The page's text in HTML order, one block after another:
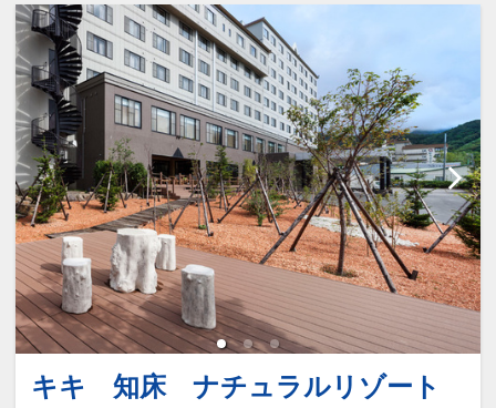
キキ 知床 ナチュラルリゾート